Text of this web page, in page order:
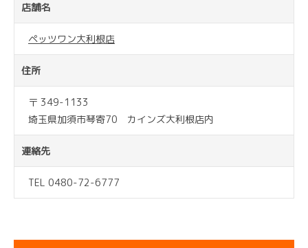
店舗名
ペッツワン大利根店
住所
〒 349-1133
埼玉県加須市琴寄70 カインズ大利根店内
連絡先
TEL 0480-72-6777